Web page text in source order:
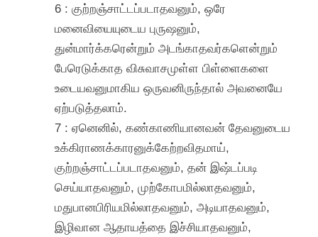
6 : குற்றஞ்சாட்டப்படாதவனும், ஒரே
மனைவியையுடைய புருஷனும்,
துன்மார்க்கரென்றும் அடங்காதவர்களென்றும்
பேரெடுக்காத விசுவாசமுள்ள பிள்ளைகளை
உடையவனுமாகிய ஒருவனிருந்தால் அவனையே
ஏற்படுத்தலாம்.
7 : ஏனெனில், கண்காணியானவன் தேவனுடைய
உக்கிராணக்காரனுக்கேற்றவிதமாய்,
குற்றஞ்சாட்டப்படாதவனும், தன் இஷ்டப்படி
செய்யாதவனும், முற்கோபமில்லாதவனும்,
மதுபானபிரியமில்லாதவனும், அடியாதவனும்,
இழிவான ஆதாயத்தை இச்சியாதவனும்,